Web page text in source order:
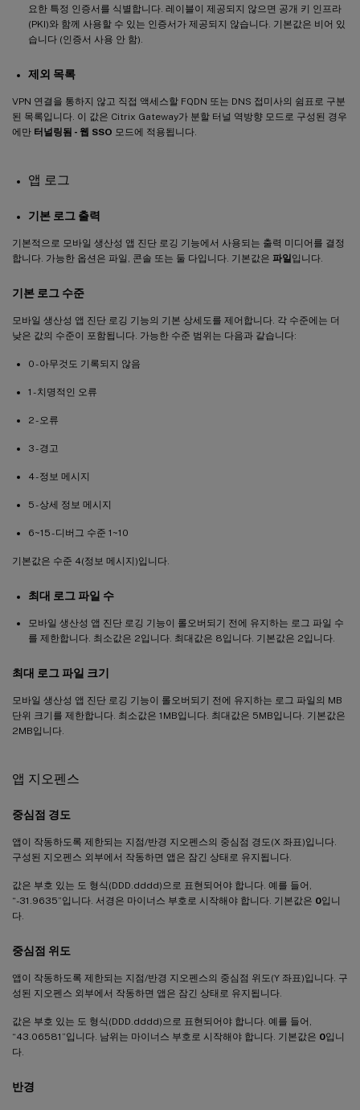
요한 특정 인증서를 식별합니다. 레이블이 제공되지 않으면 공개 키 인프라
(PKI)와 함께 사용할 수 있는 인증서가 제공되지 않습니다. 기본값은 비어 있
습니다 (인증서 사용 안 함).
제외 목록
VPN 연결을 통하지 않고 직접 액세스할 FQDN 또는 DNS 접미사의 쉼표로 구분
된 목록입니다. 이 값은 Citrix Gateway가 분할 터널 역방향 모드로 구성된 경우
에만 터널링됨 - 웹 SSO 모드에 적용됩니다.
앱 로그
기본 로그 출력
기본적으로 모바일 생산성 앱 진단 로깅 기능에서 사용되는 출력 미디어를 결정
합니다. 가능한 옵션은 파일, 콘솔 또는 둘 다입니다. 기본값은 파일입니다.
기본 로그 수준
모바일 생산성 앱 진단 로깅 기능의 기본 상세도를 제어합니다. 각 수준에는 더
낮은 값의 수준이 포함됩니다. 가능한 수준 범위는 다음과 같습니다:
0 - 아무것도 기록되지 않음
1 - 치명적인 오류
2 - 오류
3 - 경고
4 - 정보 메시지
5 - 상세 정보 메시지
6~15 - 디버그 수준 1~10
기본값은 수준 4(정보 메시지)입니다.
최대 로그 파일 수
모바일 생산성 앱 진단 로깅 기능이 롤오버되기 전에 유지하는 로그 파일 수
를 제한합니다. 최소값은 2입니다. 최대값은 8입니다. 기본값은 2입니다.
최대 로그 파일 크기
모바일 생산성 앱 진단 로깅 기능이 롤오버되기 전에 유지하는 로그 파일의 MB
단위 크기를 제한합니다. 최소값은 1MB입니다. 최대값은 5MB입니다. 기본값은
2MB입니다.
앱 지오펜스
중심점 경도
앱이 작동하도록 제한되는 지점/반경 지오펜스의 중심점 경도(X 좌표)입니다.
구성된 지오펜스 외부에서 작동하면 앱은 잠긴 상태로 유지됩니다.
값은 부호 있는 도 형식(DDD.dddd)으로 표현되어야 합니다. 예를 들어,
“-31.9635”입니다. 서경은 마이너스 부호로 시작해야 합니다. 기본값은 0입니
다.
중심점 위도
앱이 작동하도록 제한되는 지점/반경 지오펜스의 중심점 위도(Y 좌표)입니다. 구
성된 지오펜스 외부에서 작동하면 앱은 잠긴 상태로 유지됩니다.
값은 부호 있는 도 형식(DDD.dddd)으로 표현되어야 합니다. 예를 들어,
“43.06581”입니다. 남위는 마이너스 부호로 시작해야 합니다. 기본값은 0입니
다.
반경